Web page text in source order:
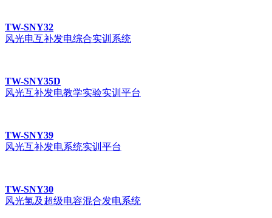
TW-SNY32
风光电互补发电综合实训系统
TW-SNY35D
风光互补发电教学实验实训平台
TW-SNY39
风光互补发电系统实训平台
TW-SNY30
风光氢及超级电容混合发电系统